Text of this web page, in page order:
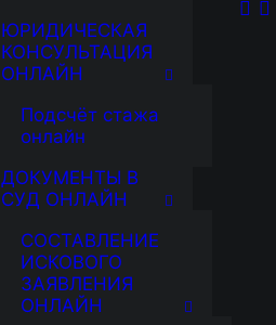
ЮРИДИЧЕСКАЯ
КОНСУЛЬТАЦИЯ
ОНЛАЙН
Подсчёт стажа
онлайн
ДОКУМЕНТЫ В
СУД ОНЛАЙН
СОСТАВЛЕНИЕ
ИСКОВОГО
ЗАЯВЛЕНИЯ
ОНЛАЙН